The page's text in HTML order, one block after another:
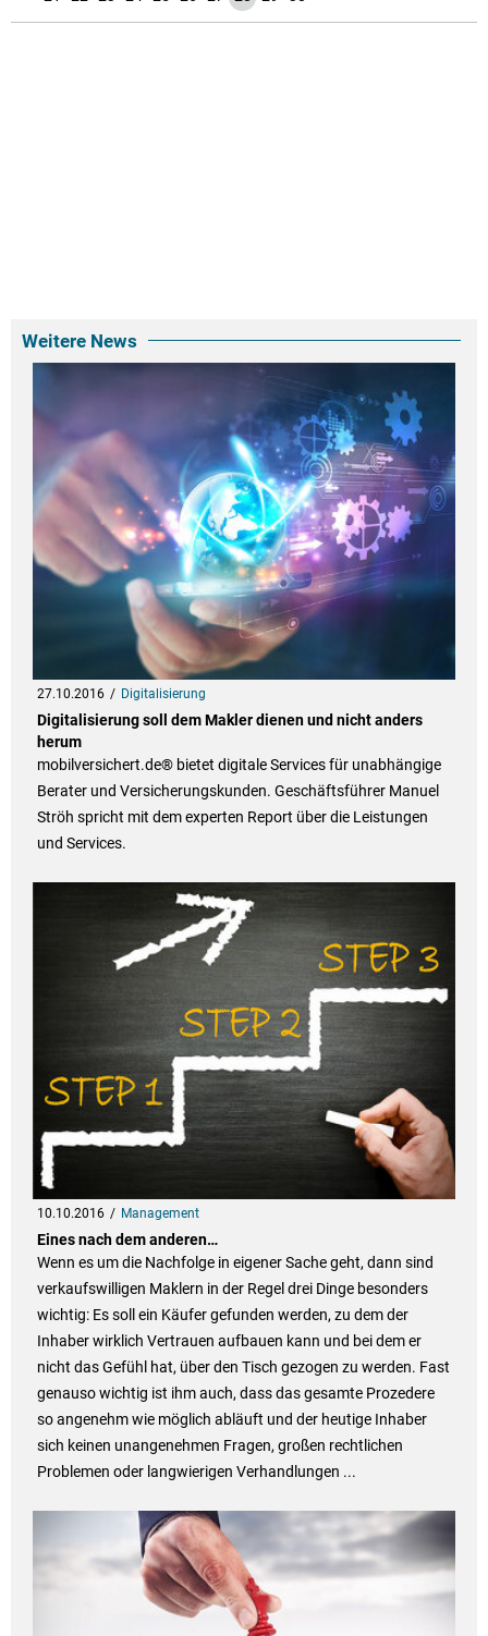
Weitere News
27.10.2016 Digitalisierung
Digitalisierung soll dem Makler dienen und nicht anders
herum
mobilversichert.de® bietet digitale Services für unabhängige
Berater und Versicherungskunden. Geschäftsführer Manuel
Ströh spricht mit dem experten Report über die Leistungen
und Services.
10.10.2016 Management
Eines nach dem anderen…
Wenn es um die Nachfolge in eigener Sache geht, dann sind
verkaufswilligen Maklern in der Regel drei Dinge besonders
wichtig: Es soll ein Käufer gefunden werden, zu dem der
Inhaber wirklich Vertrauen aufbauen kann und bei dem er
nicht das Gefühl hat, über den Tisch gezogen zu werden. Fast
genauso wichtig ist ihm auch, dass das gesamte Prozedere
so angenehm wie möglich abläuft und der heutige Inhaber
sich keinen unangenehmen Fragen, großen rechtlichen
Problemen oder langwierigen Verhandlungen ...